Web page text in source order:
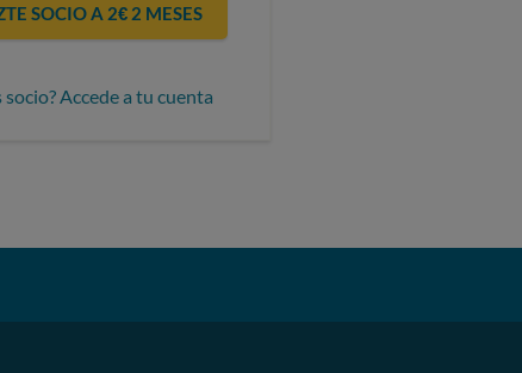
SOCIO A 2€ 2 MESES
socio? Accede a tu cuenta